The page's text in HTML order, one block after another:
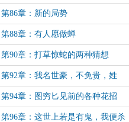
第86章：新的局势
第88章：有人愿做蝉
第90章：打草惊蛇的两种猜想
第92章：我名世豪，不免贵，姓
张！
第94章：图穷匕见前的各种花招
第96章：这世上若是有鬼，我便杀